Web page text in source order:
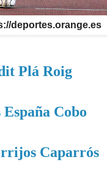
deportes.orange.es
Plá Roig
España Cobo
Caparrós